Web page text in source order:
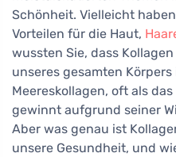
Schönheit. Vielleicht
Vorteilen für die Haut,
wussten Sie, dass
unseres gesamten
Meereskollagen, oft als
gewinnt aufgrund seiner
Aber was genau ist
unsere Gesundheit, und